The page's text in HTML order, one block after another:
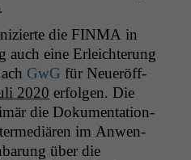
die FINMA in
auch eine Erle­ichterung
GwG für Neueröff­
2020 erfol­gen. Die
die Doku­men­ta­tion­
im Anwen­
über die